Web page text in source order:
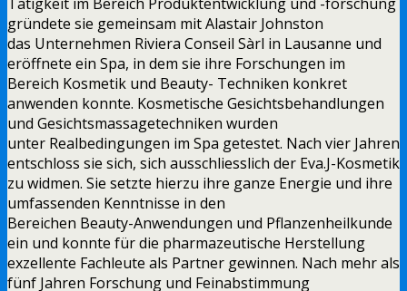
gründete sie gemeinsam mit Alastair Johnston
das Unternehmen Riviera Conseil Sàrl in Lausanne und
eröffnete ein Spa, in dem sie ihre Forschungen im
Bereich Kosmetik und Beauty- Techniken konkret
anwenden konnte. Kosmetische Gesichtsbehandlungen
und Gesichtsmassagetechniken wurden
unter Realbedingungen im Spa getestet. Nach vier Jahren
entschloss sie sich, sich ausschliesslich der Eva.J-Kosmetik
zu widmen. Sie setzte hierzu ihre ganze Energie und ihre
umfassenden Kenntnisse in den
Bereichen Beauty-Anwendungen und Pflanzenheilkunde
ein und konnte für die pharmazeutische Herstellung
exzellente Fachleute als Partner gewinnen. Nach mehr als
fünf Jahren Forschung und Feinabstimmung